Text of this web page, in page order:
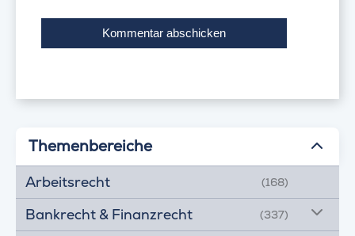
Themenbereiche
Arbeitsrecht (168)
Bankrecht & Finanzrecht (337)